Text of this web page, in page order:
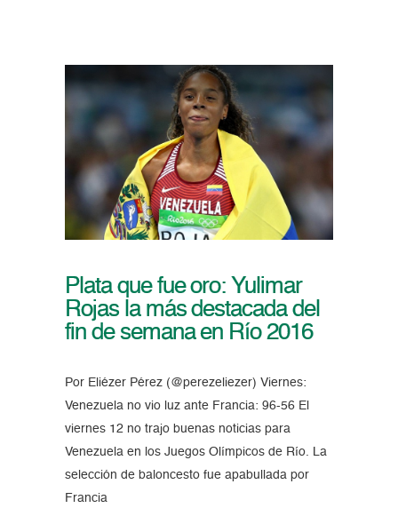
Plata que fue oro: Yulimar
Rojas la más destacada del
fin de semana en Río 2016
Por Eliézer Pérez (@perezeliezer) Viernes:
Venezuela no vio luz ante Francia: 96-56 El
viernes 12 no trajo buenas noticias para
Venezuela en los Juegos Olímpicos de Río. La
selección de baloncesto fue apabullada por
Francia